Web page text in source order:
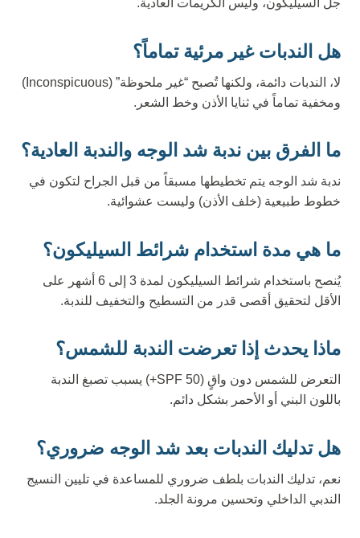
جل السيليكون، وليس الكريمات العادية.
هل الندبات غير مرئية تماماً؟
لا، الندبات دائمة، ولكنها تُصبح “غير ملحوظة” (Inconspicuous)
ومخفية تماماً في ثنايا الأذن وخط الشعر.
ما الفرق بين ندبة شد الوجه والندبة العادية؟
ندبة شد الوجه يتم تخطيطها مسبقاً من قبل الجراح لتكون في
خطوط طبيعية (خلف الأذن) وليست عشوائية.
ما هي مدة استخدام شرائط السيليكون؟
يُنصح باستخدام شرائط السيليكون لمدة 3 إلى 6 أشهر على
الأقل لتحقيق أقصى قدر من التسطيح والتخفيف للندبة.
ماذا يحدث إذا تعرضت الندبة للشمس؟
التعرض للشمس دون واقٍ (SPF 50+) يسبب تصبغ الندبة
باللون البني أو الأحمر بشكل دائم.
هل تدليك الندبات بعد شد الوجه ضروري؟
نعم، تدليك الندبات بلطف ضروري للمساعدة في تليين النسيج
الندبي الداخلي وتحسين مرونة الجلد.